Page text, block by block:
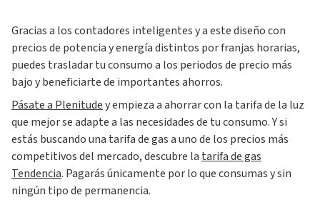
Gracias a los contadores inteligentes y a este diseño con
precios de potencia y energía distintos por franjas horarias,
puedes trasladar tu consumo a los periodos de precio más
bajo y beneficiarte de importantes ahorros.
Pásate a Plenitudey empieza a ahorrar con la tarifa de la luz
que mejor se adapte a las necesidades de tu consumo. Y si
estás buscando una tarifa de gas a uno de los precios más
competitivos del mercado, descubre la tarifa de gas
Tendencia. Pagarás únicamente por lo que consumas y sin
ningún tipo de permanencia.